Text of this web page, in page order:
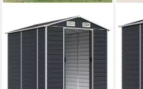
Garten-Geräteschrank 191 x
215 x 198 cm Gerätehaus
Anthrazit 191x215x198 cm
Verzinkter Stah
ab 349,99 €
17,38 €
mtl. in 24 Raten
130 x
ab
22,47 €